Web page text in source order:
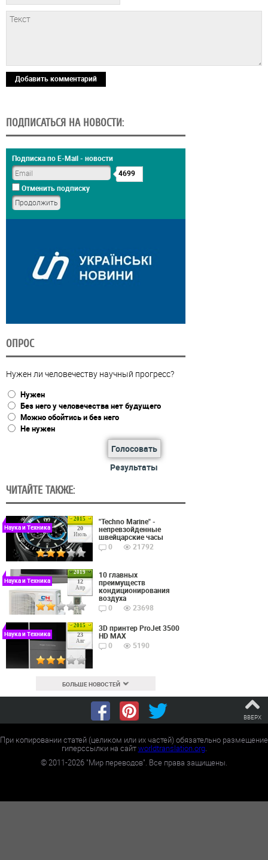
Добавить комментарий
ПОДПИСАТЬСЯ НА НОВОСТИ:
Подписка по E-Mail - новости
4699
Отменить подписку
ОПРОС
Нужен ли человечеству научный прогресс?
Нужен
Без него у человечества нет будущего
Можно обойтись и без него
Не нужен
Голосовать
Результаты
ЧИТАЙТЕ ТАКЖЕ:
2015
20
Июль
Наука и Техника
"Techno Marine" -
непревзойденные
швейцарские часы
0
21792
2019
12
Апр
Наука и Техника
10 главных
преимуществ
кондиционирования
воздуха
0
23698
2015
23
Авг
Наука и Техника
3D принтер ProJet 3500
HD MAX
0
5190
БОЛЬШЕ НОВОСТЕЙ
ВВЕРХ
При копировании статей (целиком или их частей) обязательно размещение
гиперссылки на сайтworldtranslation.org.
©2011-2026 "Мир переводов". Все права защищены.